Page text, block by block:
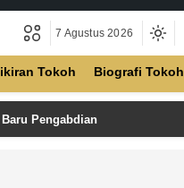
7 Agustus 2026
Tokoh Biografi Tokoh
Pengabdian